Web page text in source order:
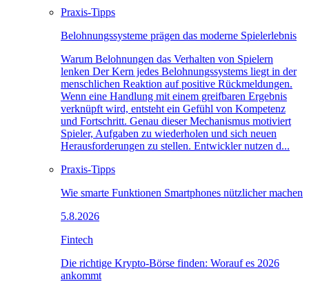
Praxis-Tipps
Belohnungssysteme prägen das moderne Spielerlebnis
Warum Belohnungen das Verhalten von Spielern
lenken Der Kern jedes Belohnungssystems liegt in der
menschlichen Reaktion auf positive Rückmeldungen.
Wenn eine Handlung mit einem greifbaren Ergebnis
verknüpft wird, entsteht ein Gefühl von Kompetenz
und Fortschritt. Genau dieser Mechanismus motiviert
Spieler, Aufgaben zu wiederholen und sich neuen
Herausforderungen zu stellen. Entwickler nutzen d...
Praxis-Tipps
Wie smarte Funktionen Smartphones nützlicher machen
5.8.2026
Fintech
Die richtige Krypto-Börse finden: Worauf es 2026
ankommt